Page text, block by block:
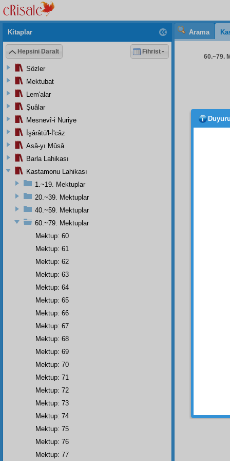
Arama
60.~79.
Kitaplar
Hepsini Daralt Fihrist
Sözler
Mektubat
Lem'alar
Şuâlar
Mesnevî-i Nuriye
İşârâtü'l-İ'câz
Asâ-yı Mûsâ
Barla Lahikası
Kastamonu Lahikası
1.~19. Mektuplar
20.~39. Mektuplar
40.~59. Mektuplar
60.~79. Mektuplar
Mektup: 60
Mektup: 61
Mektup: 62
Mektup: 63
Mektup: 64
Mektup: 65
Mektup: 66
Mektup: 67
Mektup: 68
Mektup: 69
Mektup: 70
Mektup: 71
Mektup: 72
Mektup: 73
Mektup: 74
Mektup: 75
Mektup: 76
Mektup: 77
Duyuru